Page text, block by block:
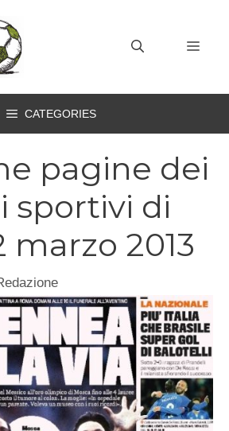
CATEGORIES
pagine dei
sportivi di
marzo 2013